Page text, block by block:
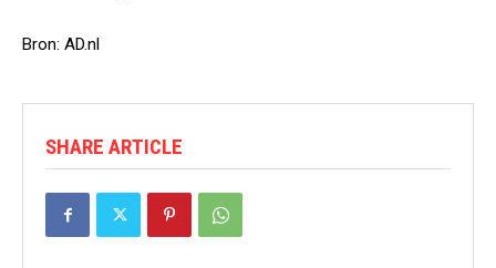
Bron: AD.nl
SHARE ARTICLE